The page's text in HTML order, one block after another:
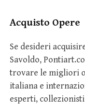
Acquisto Opere
Se desideri
Savoldo,
trovare le migliori
italiana e
esperti,